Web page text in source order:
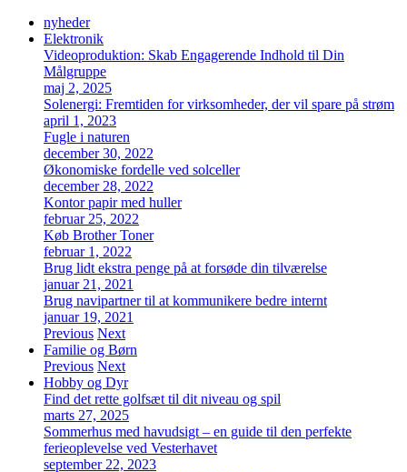
nyheder
Elektronik
Videoproduktion: Skab Engagerende Indhold til Din
Målgruppe
maj 2, 2025
Solenergi: Fremtiden for virksomheder, der vil spare på strøm
april 1, 2023
Fugle i naturen
december 30, 2022
Økonomiske fordelle ved solceller
december 28, 2022
Kontor papir med huller
februar 25, 2022
Køb Brother Toner
februar 1, 2022
Brug lidt ekstra penge på at forsøde din tilværelse
januar 21, 2021
Brug navipartner til at kommunikere bedre internt
januar 19, 2021
Previous Next
Familie og Børn
Previous Next
Hobby og Dyr
Find det rette golfsæt til dit niveau og spil
marts 27, 2025
Sommerhus med havudsigt – en guide til den perfekte
ferieoplevelse ved Vesterhavet
september 22, 2023